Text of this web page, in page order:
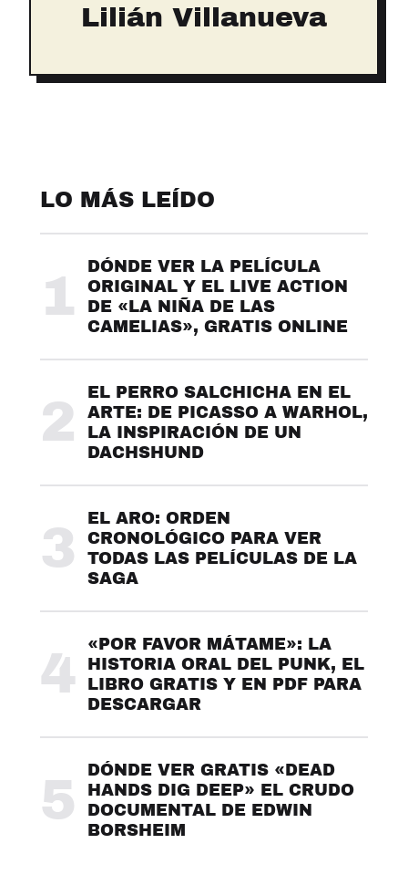
Lilián Villanueva
LO MÁS LEÍDO
1
DÓNDE VER LA PELÍCULA
ORIGINAL Y EL LIVE ACTION
DE «LA NIÑA DE LAS
CAMELIAS», GRATIS ONLINE
2
EL PERRO SALCHICHA EN EL
ARTE: DE PICASSO A WARHOL,
LA INSPIRACIÓN DE UN
DACHSHUND
3
EL ARO: ORDEN
CRONOLÓGICO PARA VER
TODAS LAS PELÍCULAS DE LA
SAGA
4
«POR FAVOR MÁTAME»: LA
HISTORIA ORAL DEL PUNK, EL
LIBRO GRATIS Y EN PDF PARA
DESCARGAR
5
DÓNDE VER GRATIS «DEAD
HANDS DIG DEEP» EL CRUDO
DOCUMENTAL DE EDWIN
BORSHEIM